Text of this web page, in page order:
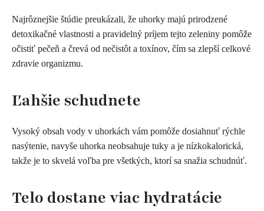
Najrôznejšie štúdie preukázali, že uhorky majú prirodzené
detoxikačné vlastnosti a pravidelný príjem tejto zeleniny pomôže
očistiť pečeň a črevá od nečistôt a toxínov, čím sa zlepší celkové
zdravie organizmu.
Ľahšie schudnete
Vysoký obsah vody v uhorkách vám pomôže dosiahnuť rýchle
nasýtenie, navyše uhorka neobsahuje tuky a je nízkokalorická,
takže je to skvelá voľba pre všetkých, ktorí sa snažia schudnúť.
Telo dostane viac hydratácie